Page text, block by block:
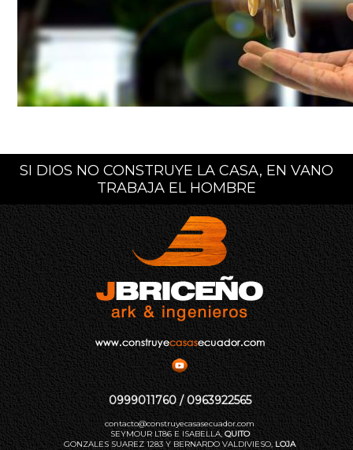
SI DIOS NO CONSTRUYE LA CASA, EN VANO
TRABAJA EL HOMBRE
0999011760 / 0963922565
contacto@construyecasasecuador.com
SEYMOUR LT86 E ISABELLA, QUITO
GONZALES SUAREZ 1283 Y BERNARDO VALDIVIESO,LOJA